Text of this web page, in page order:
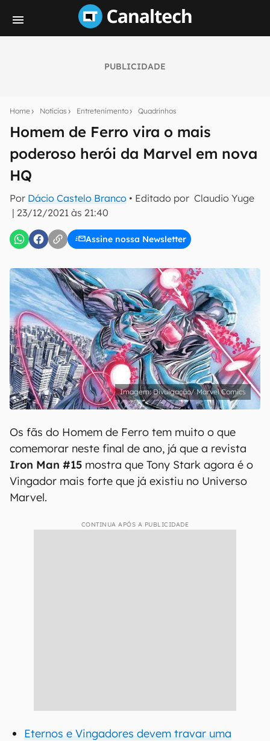
PUBLICIDADE
Home Notícias Entretenimento Quadrinhos
Homem de Ferro vira o mais
poderoso herói da Marvel em nova
HQ
Por Dácio Castelo Branco • Editado por Claudio Yuge
| 23/12/2021 às 21:40
Assine nossa Newsletter
notícias e reviews sobre tecnologia em primeira
E-mail
inscreva-se
Confirmo que li, aceito e concordo com os Termos de
Uso e Política de Privacidade do Canaltech.
Divulgação/ Marvel Comics
Os fãs do Homem de Ferro tem muito o que
comemorar neste final de ano, já que a revista
Iron Man #15 mostra que Tony Stark agora é o
Vingador mais forte que já existiu no Universo
Marvel.
CONTINUA APÓS A PUBLICIDADE
Eternos e Vingadores devem travar uma